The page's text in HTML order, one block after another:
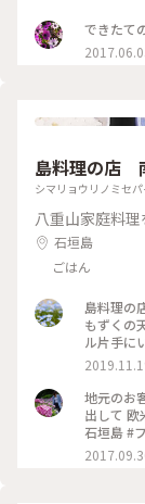
できたて
島料理の店
シマリョウリノミセ
八重山家庭料
石垣島
ごはん
島料理の店 南の島 石垣島に
もずくの
ル片手に
地元のお
出して 欧
石垣島 #
わってな